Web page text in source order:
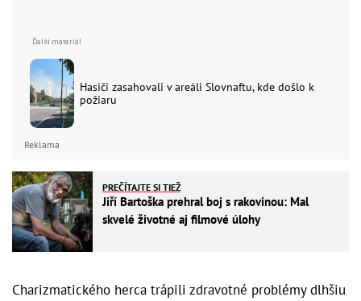
Hasiči zasahovali v areáli Slovnaftu, kde došlo k
požiaru
Reklama
PREČÍTAJTE SI TIEŽ
Jiří Bartoška prehral boj s rakovinou: Mal
skvelé životné aj filmové úlohy
Charizmatického herca trápili zdravotné problémy dlhšiu